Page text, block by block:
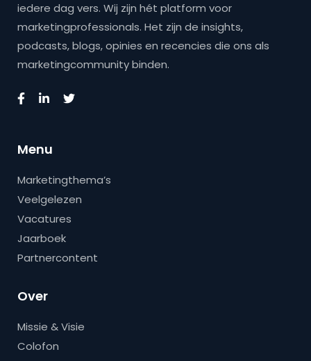
iedere dag vers. Wij zijn hét platform voor
marketingprofessionals. Het zijn de insights,
podcasts, blogs, opinies en recencies die ons als
marketingcommunity binden.
Menu
Marketingthema’s
Veelgelezen
Vacatures
Jaarboek
Partnercontent
Over
Missie & Visie
Colofon